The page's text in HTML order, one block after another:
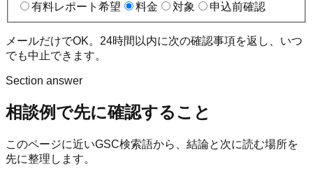
有料レポート希望
料金 対象 申込前確認
メールだけでOK。24時間以内に次の確認事項を返し、いつ
でも中止できます。
Section answer
相談例で先に確認すること
このページに近いGSC検索語から、結論と次に読む場所を
先に整理します。